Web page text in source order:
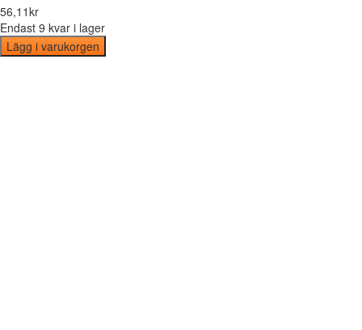
56,11kr
Endast 9 kvar i lager
Lägg i varukorgen